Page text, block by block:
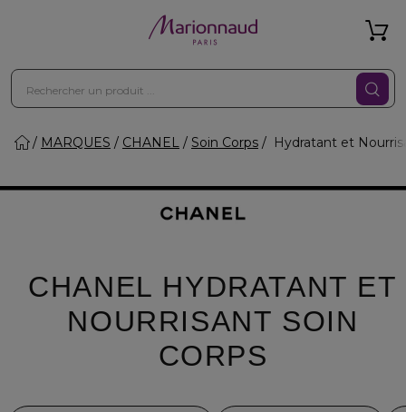
MARQUES CHANEL Soin Corps Hydratant et
CHANEL HYDRATANT ET
NOURRISANT SOIN
CORPS